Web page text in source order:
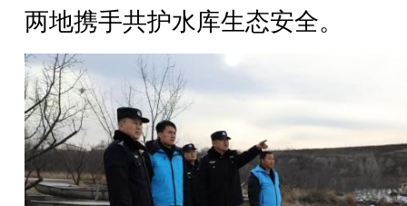
两地携手共护水库生态安全。